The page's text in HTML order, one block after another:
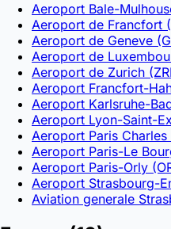
Aeroport Bale-
Aeroport de Francfort
Aeroport de Geneve
Aeroport de
Aeroport de Zurich
Aeroport Francfort-
Aeroport Karlsruhe-
Aeroport Lyon-Saint-
Aeroport Paris Charles
Aeroport Paris-Le
Aeroport Paris-Orly
Aeroport Strasbourg-
Aviation generale